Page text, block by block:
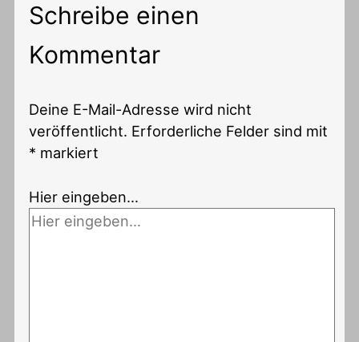
Schreibe einen
Kommentar
Deine E-Mail-Adresse wird nicht
veröffentlicht. Erforderliche Felder sind mit
* markiert
Hier eingeben…